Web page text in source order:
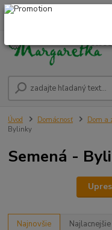
0948 236 042
Úvod Domácnosť Dom a
Bylinky
Semená -
Najnovšie Najlacnejšie